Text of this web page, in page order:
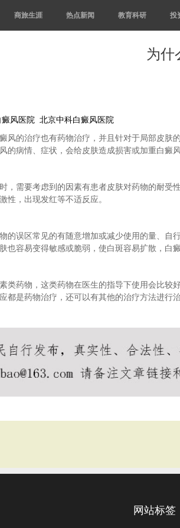
商旅生涯 热点新闻 教育科研 投
为什
风医院 北京中科白癜风医院
风的治疗也有药物治疗，并且针对于局部皮
的病情、症状，会给皮肤造成损害或加重白癜
，需要考虑到的因素有患者皮肤对药物的耐
性，出现发红等不适反应。
的误区常见的有随意增加或减少使用的量、
也容易变得敏感或脆弱，使白斑容易扩散，白癜
类药物，这类药物在医生的指导下使用会比较
都是药物治疗，还可以有其他的治疗方法进行
网站标签